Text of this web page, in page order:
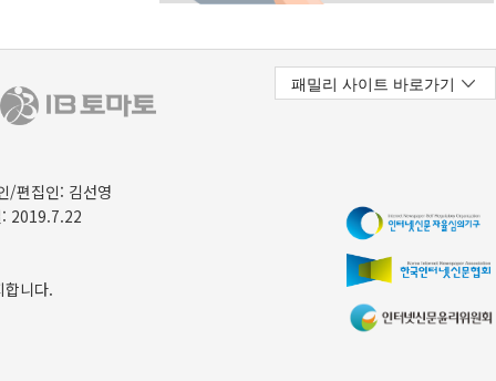
/편집인: 김선영
2019.7.22
니다.